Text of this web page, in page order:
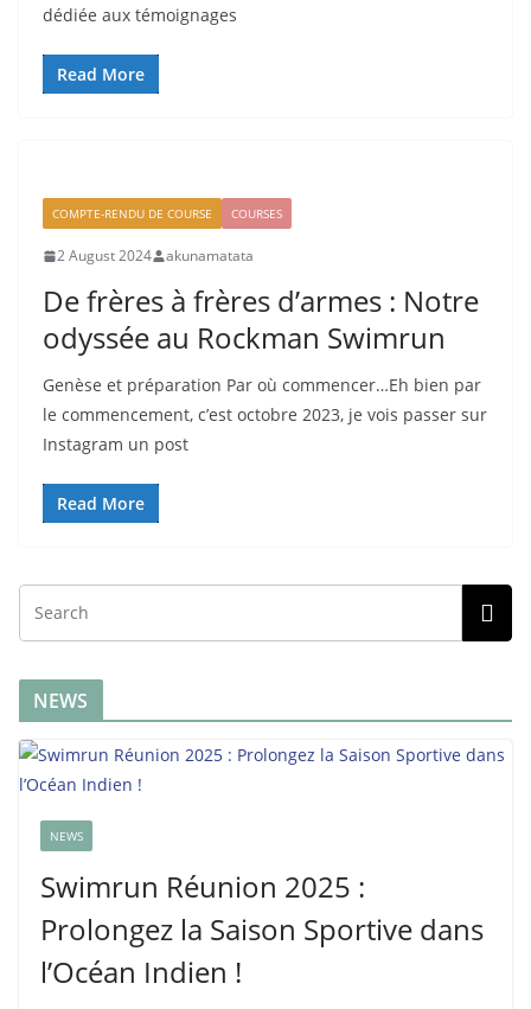
dédiée aux témoignages
Read More
COMPTE-RENDU DE COURSE COURSES
2 August 2024 akunamatata
De frères à frères d’armes : Notre
odyssée au Rockman Swimrun
Genèse et préparation Par où commencer…Eh bien par
le commencement, c’est octobre 2023, je vois passer sur
Instagram un post
Read More
NEWS
NEWS
Swimrun Réunion 2025 :
Prolongez la Saison Sportive dans
l’Océan Indien !